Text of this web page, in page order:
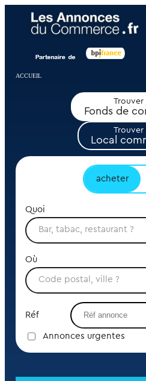
ACCUEIL
Trouver
Fonds de
Trouver
Local
acheter
Quoi
Où
Réf
Annonces urgentes
Panneau de gestion des cookies